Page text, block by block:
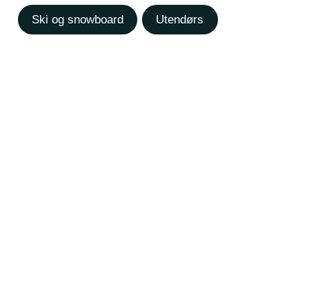
Ski og snowboard Utendørs